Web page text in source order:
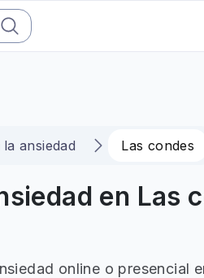
ansiedad Las condes
en Las
online o presencial